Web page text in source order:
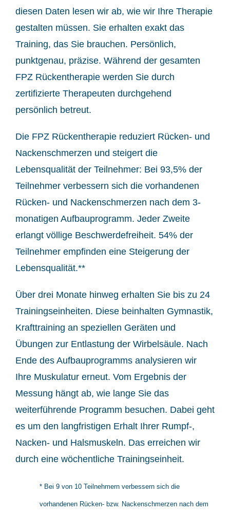
diesen Daten lesen wir ab, wie wir Ihre Therapie
gestalten müssen. Sie erhalten exakt das
Training, das Sie brauchen. Persönlich,
punktgenau, präzise. Während der gesamten
FPZ Rückentherapie werden Sie durch
zertifizierte Therapeuten durchgehend
persönlich betreut.
Die FPZ Rückentherapie reduziert Rücken- und
Nackenschmerzen und steigert die
Lebensqualität der Teilnehmer: Bei 93,5% der
Teilnehmer verbessern sich die vorhandenen
Rücken- und Nackenschmerzen nach dem 3-
monatigen Aufbauprogramm. Jeder Zweite
erlangt völlige Beschwerdefreiheit. 54% der
Teilnehmer empfinden eine Steigerung der
Lebensqualität.**
Über drei Monate hinweg erhalten Sie bis zu 24
Trainingseinheiten. Diese beinhalten Gymnastik,
Krafttraining an speziellen Geräten und
Übungen zur Entlastung der Wirbelsäule. Nach
Ende des Aufbauprogramms analysieren wir
Ihre Muskulatur erneut. Vom Ergebnis der
Messung hängt ab, wie lange Sie das
weiterführende Programm besuchen. Dabei geht
es um den langfristigen Erhalt Ihrer Rumpf-,
Nacken- und Halsmuskeln. Das erreichen wir
durch eine wöchentliche Trainingseinheit.
* Bei 9 von 10 Teilnehmern verbessern sich die
vorhandenen Rücken- bzw. Nackenschmerzen nach dem